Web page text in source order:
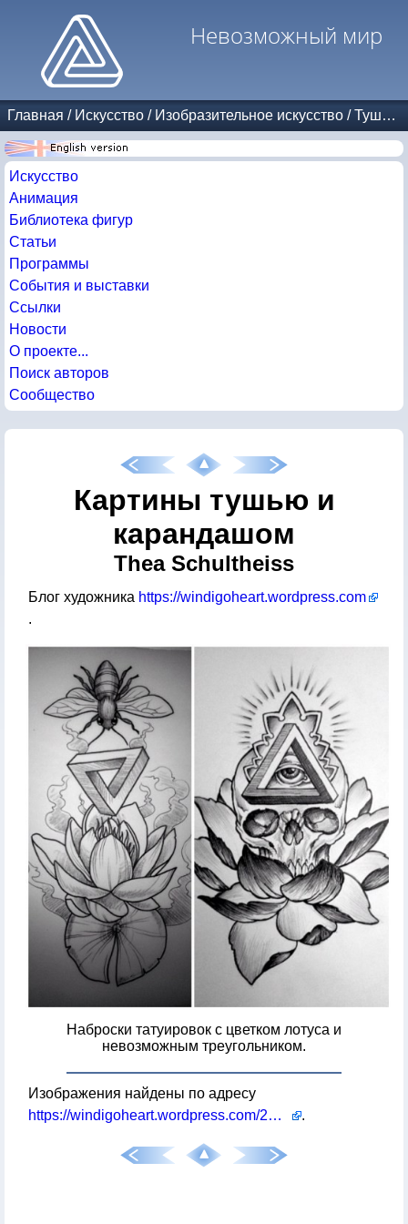
Невозможный мир
Главная / Искусство / Изобразительное искусство /Тушь и карандаш
Искусство
Анимация
Библиотека фигур
Статьи
Программы
События и выставки
Ссылки
Новости
О проекте...
Поиск авторов
Сообщество
Картины тушью и
карандашом
Thea Schultheiss
Блог художника https://windigoheart.wordpress.com
.
Наброски татуировок с цветком лотуса и
невозможным треугольником.
Изображения найдены по адресу
https://windigoheart.wordpress.com/2012/10/18/fight-club/
.